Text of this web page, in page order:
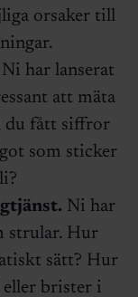
orsaker till
har lanserat
att mäta
du fått siffror
som sticker
Ni har
strular. Hur
sätt? Hur
eller brister i